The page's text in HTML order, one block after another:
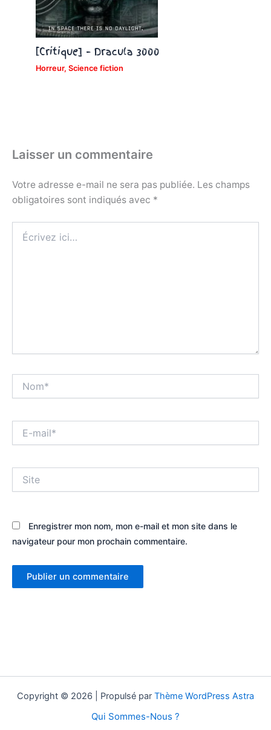
[Critique] – Dracula 3000
Horreur, Science fiction
Laisser un commentaire
Votre adresse e-mail ne sera pas publiée. Les champs
obligatoires sont indiqués avec *
ici…
mail*
Enregistrer mon nom, mon e-mail et mon site dans le
navigateur pour mon prochain commentaire.
Copyright © 2026 | Propulsé par Thème WordPress Astra
Qui Sommes-Nous ?